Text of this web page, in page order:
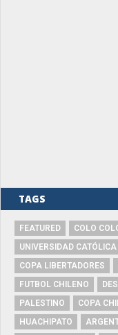
TAGS
FEATURED COLO
UNIVERSIDAD CATÓLICA
COPA LIBERTADORES
FUTBOL CHILENO
PALESTINO
COPA
HUACHIPATO